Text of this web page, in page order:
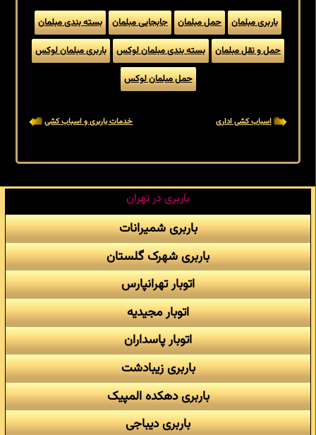
باربری مبلمان حمل مبلمان جابجایی مبلمان
بسته بندی مبلمان
حمل و نقل مبلمان
بسته بندی مبلمان لوکس
باربری مبلمان لوکس
حمل مبلمان لوکس
اسباب کشی اداری خدمات باربری و اسباب کشی
باربری در تهران
باربری شمیرانات
باربری شهرک گلستان
اتوبار تهرانپارس
اتوبار مجیدیه
اتوبار پاسداران
باربری زیبادشت
باربری دهکده المپیک
باربری دیباجی